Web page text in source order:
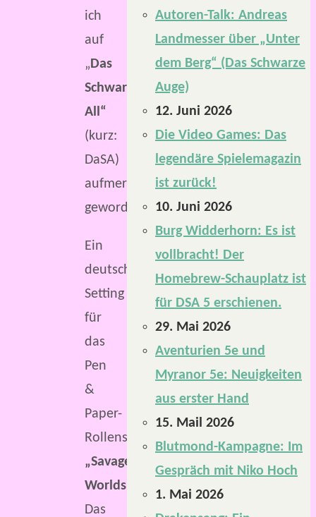
ich
auf
„ Das
Schwarze
All“
(kurz:
DaSA)
aufmerksam
geworden.
Ein
deutsches
Setting
für
das
Pen
&
Paper-
Rollenspiel
„Savage
Worlds“
Das
Autoren-Talk: Andreas
Landmesser über „Unter
dem Berg“ (Das Schwarze
Auge)
12. Juni 2026
Die Video Games: Das
legendäre Spielemagazin
ist zurück!
10. Juni 2026
Burg Widderhorn: Es ist
vollbracht! Der
Homebrew-Schauplatz ist
für DSA 5 erschienen.
29. Mai 2026
Aventurien 5e und
Myranor 5e: Neuigkeiten
aus erster Hand
15. Mail 2026
Blutmond-Kampagne: Im
Gespräch mit Niko Hoch
1. Mai 2026